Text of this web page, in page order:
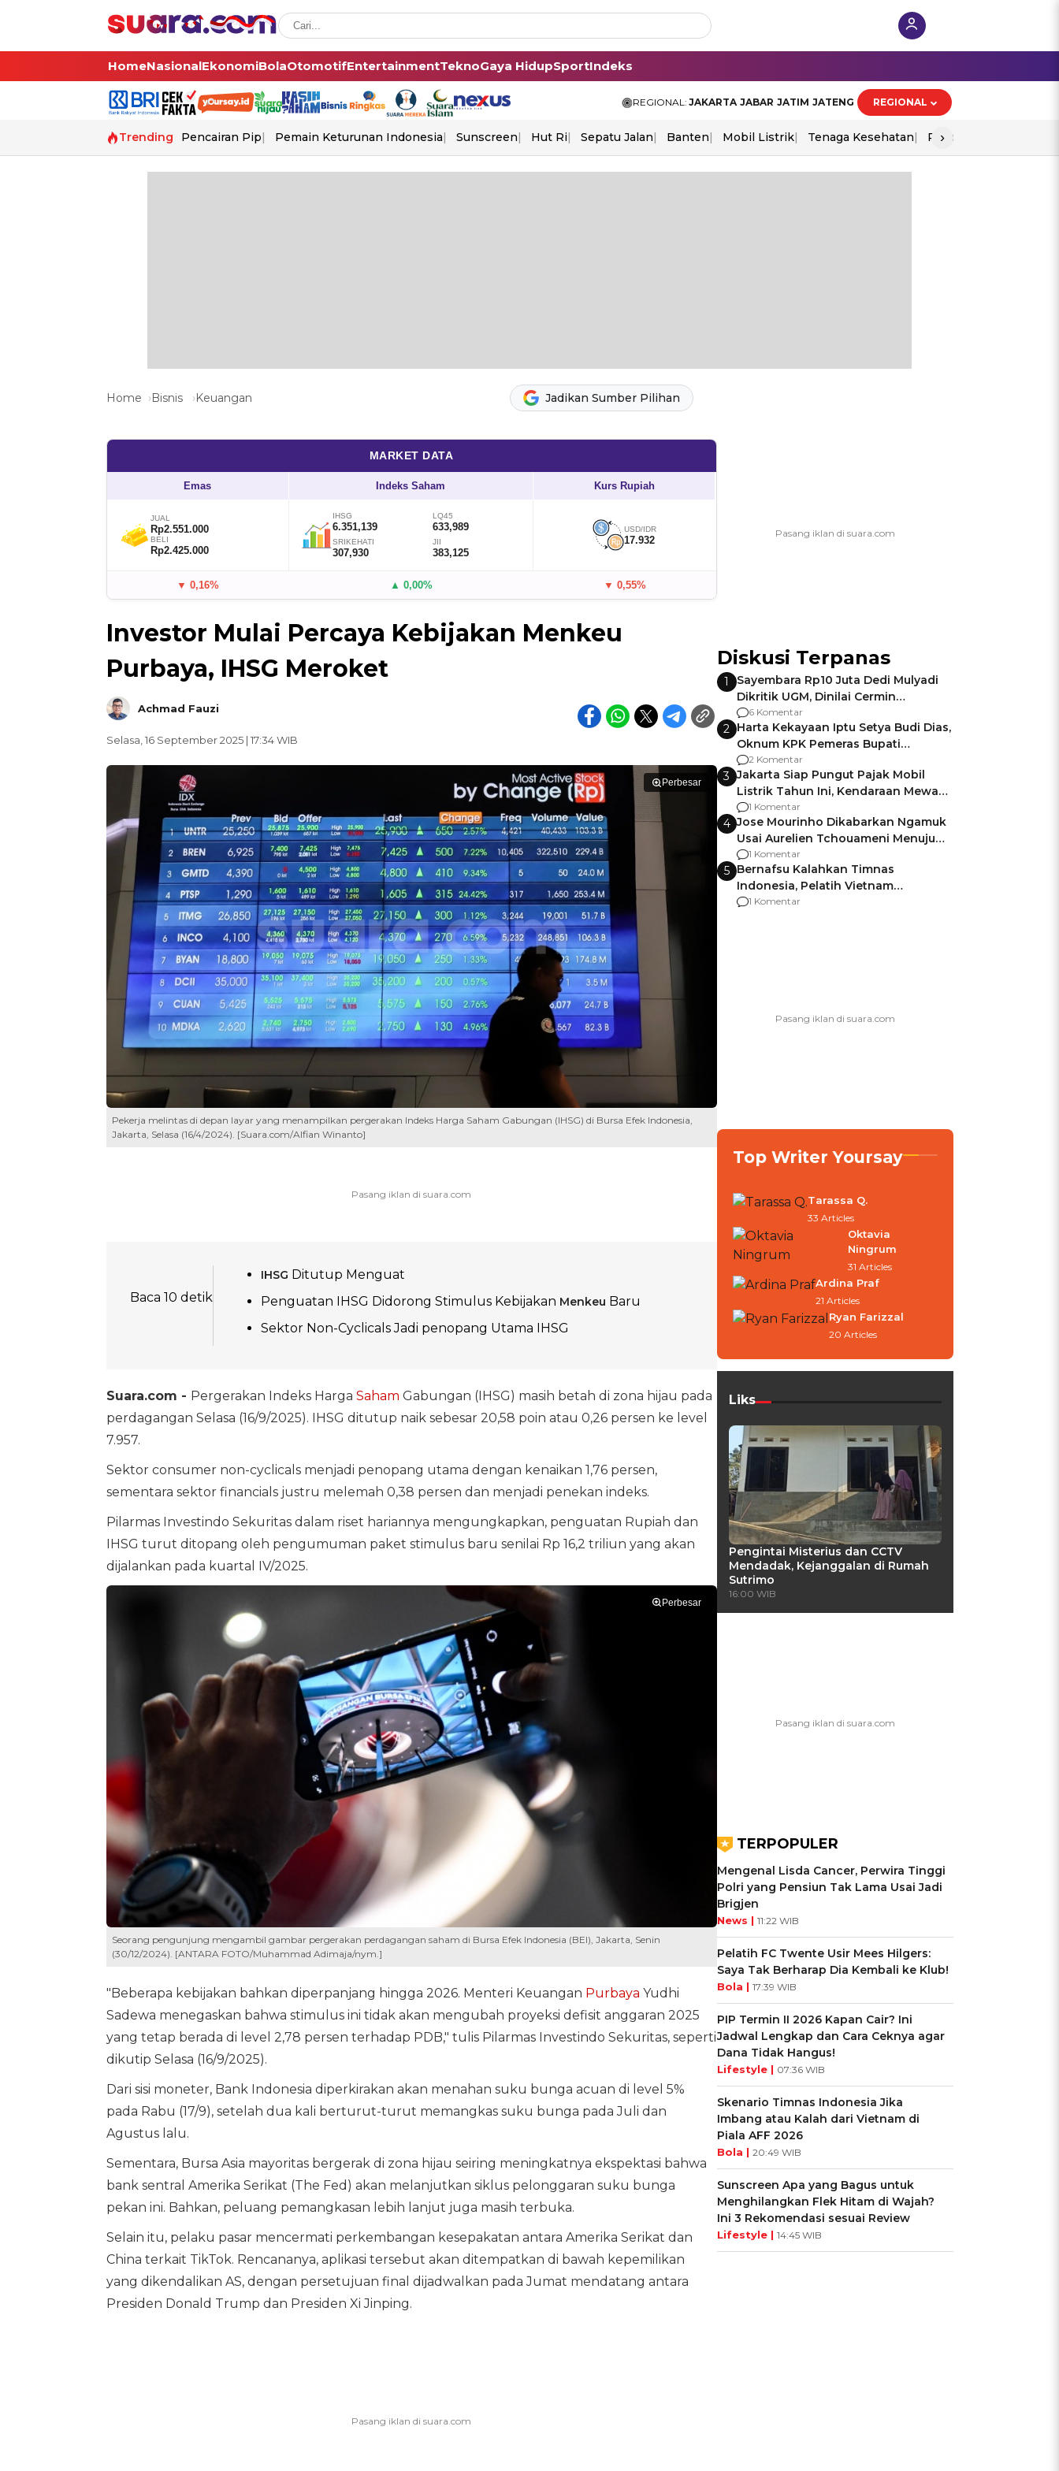
HomeNasionalEkonomiBolaOtomotifEntertainmentTeknoGaya HidupSportIndeks
REGIONAL: JAKARTA JABAR JATIM JATENG REGIONAL
Trending Pencairan Pip Pemain Keturunan Indonesia Sunscreen Hut Ri Sepatu Jalan Banten Mobil Listrik Tenaga Kesehatan Piala Aff 2026
›
Home Bisnis Keuangan Jadikan Sumber Pilihan
MARKET DATA
Emas Indeks Saham Kurs Rupiah
JUAL
Rp2.551.000
BELI
Rp2.425.000
IHSG
6.351,139
LQ45
633,989
SRIKEHATI
307,930
JII
383,125
USD/IDR
17.932
▼ 0,16% ▲ 0,00% ▼ 0,55%
Investor Mulai Percaya Kebijakan Menkeu
Purbaya, IHSG Meroket
Achmad Fauzi
Selasa, 16 September 2025 | 17:34 WIB
Perbesar
Pekerja melintas di depan layar yang menampilkan pergerakan Indeks Harga Saham Gabungan (IHSG) di Bursa Efek Indonesia,
Jakarta, Selasa (16/4/2024). [Suara.com/Alfian Winanto]
Baca 10 detik
IHSG Ditutup Menguat
Penguatan IHSG Didorong Stimulus Kebijakan Menkeu Baru
Sektor Non-Cyclicals Jadi penopang Utama IHSG
Suara.com - Pergerakan Indeks Harga Saham Gabungan (IHSG) masih betah di zona hijau pada
perdagangan Selasa (16/9/2025). IHSG ditutup naik sebesar 20,58 poin atau 0,26 persen ke level
7.957.
Sektor consumer non-cyclicals menjadi penopang utama dengan kenaikan 1,76 persen,
sementara sektor financials justru melemah 0,38 persen dan menjadi penekan indeks.
Pilarmas Investindo Sekuritas dalam riset hariannya mengungkapkan, penguatan Rupiah dan
IHSG turut ditopang oleh pengumuman paket stimulus baru senilai Rp 16,2 triliun yang akan
dijalankan pada kuartal IV/2025.
Perbesar
Seorang pengunjung mengambil gambar pergerakan perdagangan saham di Bursa Efek Indonesia (BEI), Jakarta, Senin
(30/12/2024). [ANTARA FOTO/Muhammad Adimaja/nym.]
"Beberapa kebijakan bahkan diperpanjang hingga 2026. Menteri Keuangan Purbaya Yudhi
Sadewa menegaskan bahwa stimulus ini tidak akan mengubah proyeksi defisit anggaran 2025
yang tetap berada di level 2,78 persen terhadap PDB," tulis Pilarmas Investindo Sekuritas, seperti
dikutip Selasa (16/9/2025).
Dari sisi moneter, Bank Indonesia diperkirakan akan menahan suku bunga acuan di level 5%
pada Rabu (17/9), setelah dua kali berturut-turut memangkas suku bunga pada Juli dan
Agustus lalu.
Sementara, Bursa Asia mayoritas bergerak di zona hijau seiring meningkatnya ekspektasi bahwa
bank sentral Amerika Serikat (The Fed) akan melanjutkan siklus pelonggaran suku bunga
pekan ini. Bahkan, peluang pemangkasan lebih lanjut juga masih terbuka.
Selain itu, pelaku pasar mencermati perkembangan kesepakatan antara Amerika Serikat dan
China terkait TikTok. Rencananya, aplikasi tersebut akan ditempatkan di bawah kepemilikan
yang dikendalikan AS, dengan persetujuan final dijadwalkan pada Jumat mendatang antara
Presiden Donald Trump dan Presiden Xi Jinping.
Diskusi Terpanas
1
Sayembara Rp10 Juta Dedi Mulyadi
Dikritik UGM, Dinilai Cermin
Gagalnya Negara Jamin Keamanan
6 Komentar
2 Harta Kekayaan Iptu Setya Budi Dias,
Oknum KPK Pemeras Bupati
Pemalang
2 Komentar
3 Jakarta Siap Pungut Pajak Mobil
Listrik Tahun Ini, Kendaraan Mewah
Kena hingga 75% PKB
1 Komentar
4 Jose Mourinho Dikabarkan Ngamuk
Usai Aurelien Tchouameni Menuju
Manchester United
1 Komentar
5 Bernafsu Kalahkan Timnas
Indonesia, Pelatih Vietnam
Berencana Pakai Jimat di Pakansari
1 Komentar
Top Writer Yoursay
Tarassa Q.
33 Articles
Oktavia
Ningrum
31 Articles
Ardina Praf
21 Articles
Ryan Farizzal
20 Articles
Liks
Pengintai Misterius dan CCTV
Mendadak, Kejanggalan di Rumah
Sutrimo
16:00 WIB
TERPOPULER
Mengenal Lisda Cancer, Perwira Tinggi
Polri yang Pensiun Tak Lama Usai Jadi
Brigjen
News | 11:22 WIB
Pelatih FC Twente Usir Mees Hilgers:
Saya Tak Berharap Dia Kembali ke Klub!
Bola | 17:39 WIB
PIP Termin II 2026 Kapan Cair? Ini
Jadwal Lengkap dan Cara Ceknya agar
Dana Tidak Hangus!
Lifestyle | 07:36 WIB
Skenario Timnas Indonesia Jika
Imbang atau Kalah dari Vietnam di
Piala AFF 2026
Bola | 20:49 WIB
Sunscreen Apa yang Bagus untuk
Menghilangkan Flek Hitam di Wajah?
Ini 3 Rekomendasi sesuai Review
Lifestyle | 14:45 WIB